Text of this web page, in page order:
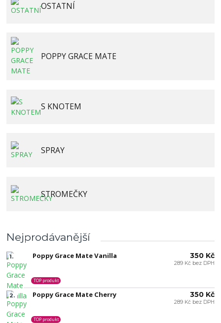
OSTATNÍ
POPPY GRACE MATE
S KNOTEM
SPRAY
STROMEČKY
Nejprodávanější
1. Poppy Grace Mate Vanilla
TOP produkt
350 Kč
289 Kč bez DPH
2. Poppy Grace Mate Cherry
TOP produkt
350 Kč
289 Kč bez DPH